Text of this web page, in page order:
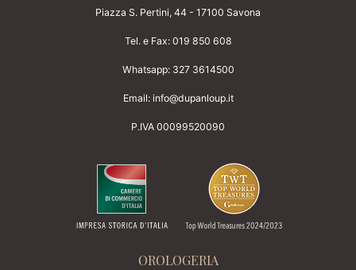
Piazza S. Pertini, 44 - 17100 Savona
Tel. e Fax: 019 850 608
Whatsapp: 327 3614500
Email: info@dupanloup.it
P.IVA 00099520090
OROLOGERIA